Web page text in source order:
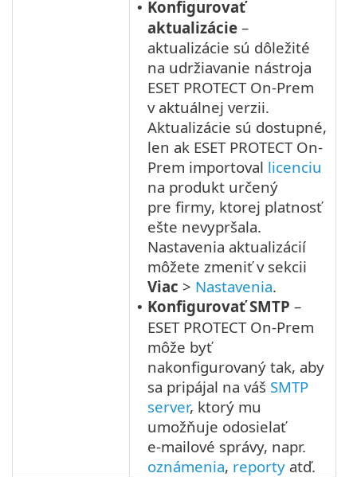
• Konfigurovať
aktualizácie –
aktualizácie sú dôležité
na udržiavanie nástroja
ESET PROTECT On-Prem
v aktuálnej verzii.
Aktualizácie sú dostupné,
len ak ESET PROTECT On-
Prem importoval licenciu
na produkt určený
pre firmy, ktorej platnosť
ešte nevypršala.
Nastavenia aktualizácií
môžete zmeniť v sekcii
Viac > Nastavenia.
• Konfigurovať SMTP –
ESET PROTECT On-Prem
môže byť
nakonfigurovaný tak, aby
sa pripájal na váš SMTP
server, ktorý mu
umožňuje odosielať
e‑mailové správy, napr.
oznámenia, reporty atď.